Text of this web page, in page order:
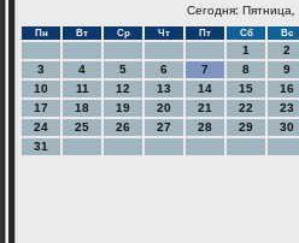
Сегодня: Пятница,
Пн Вт Ср Чт Пт Сб Вс
1
2
3
4 5 6 7 8
9
10
11 12 13 14 15
16
17
18 19 20 21 22
23
24
25 26 27 28 29
30
31